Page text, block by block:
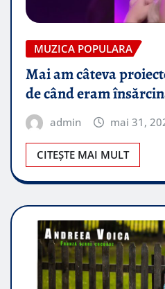
MUZICA POPULARA
Mai am câteva
de când eram
admin mai 31,
CITEȘTE MAI MULT